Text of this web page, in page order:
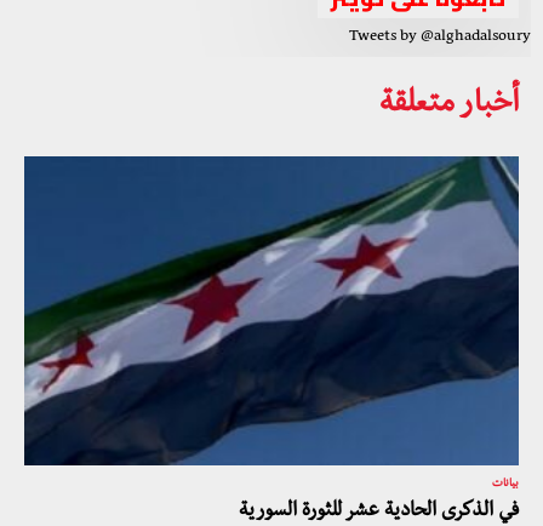
Tweets by @alghadalsoury
أخبار متعلقة
بيانات
في الذكرى الحادية عشر للثورة السورية